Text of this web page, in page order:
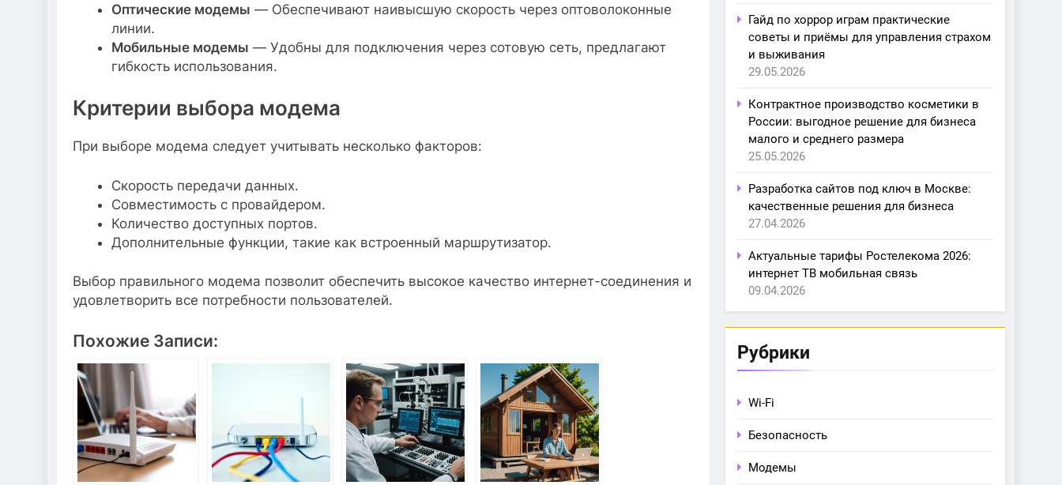
Оптические модемы — Обеспечивают наивысшую скорость через оптоволоконные
линии.
Мобильные модемы — Удобны для подключения через сотовую сеть, предлагают
гибкость использования.
Критерии выбора модема
При выборе модема следует учитывать несколько факторов:
Скорость передачи данных.
Совместимость с провайдером.
Количество доступных портов.
Дополнительные функции, такие как встроенный маршрутизатор.
Выбор правильного модема позволит обеспечить высокое качество интернет-соединения и
удовлетворить все потребности пользователей.
Похожие Записи:
Гайд по хоррор играм практические
советы и приёмы для управления страхом
и выживания
29.05.2026
Контрактное производство косметики в
России: выгодное решение для бизнеса
малого и среднего размера
25.05.2026
Разработка сайтов под ключ в Москве:
качественные решения для бизнеса
27.04.2026
Актуальные тарифы Ростелекома 2026:
интернет ТВ мобильная связь
09.04.2026
Рубрики
Wi-Fi
Безопасность
Модемы